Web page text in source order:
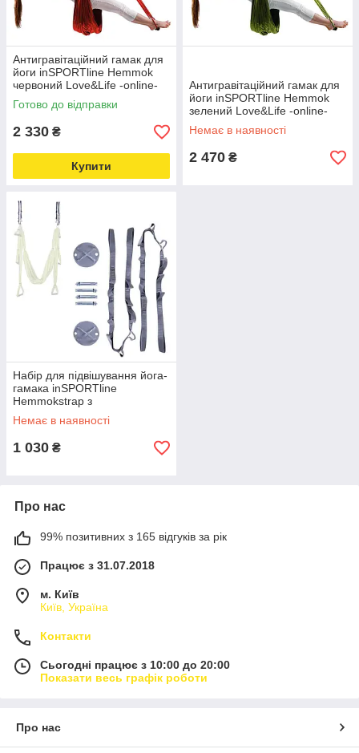
Антигравітаційний гамак для
йоги inSPORTline Hemmok
червоний Love&Life -online-
multimarket-
Готово до відправки
2 330 ₴
Купити
Антигравітаційний гамак для
йоги inSPORTline Hemmok
зелений Love&Life -online-
multimarket-
Немає в наявності
2 470 ₴
Набір для підвішування йога-
гамака inSPORTline
Hemmokstrap з
кронштейнами, гвинтами та
ремінцями Love&Life -online-
Немає в наявності
1 030 ₴
Про нас
99% позитивних з 165 відгуків за рік
Працює з 31.07.2018
м. Київ
Київ, Україна
Контакти
Сьогодні працює з 10:00 до 20:00
Показати весь графік роботи
Про нас